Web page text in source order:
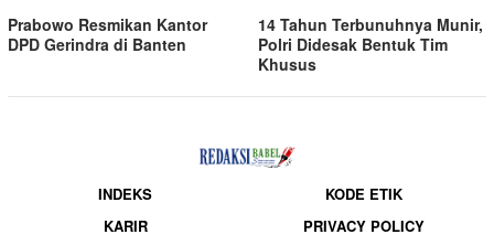
Prabowo Resmikan Kantor
DPD Gerindra di Banten
14 Tahun Terbunuhnya Munir,
Polri Didesak Bentuk Tim
Khusus
INDEKS
KODE ETIK
KARIR
PRIVACY POLICY